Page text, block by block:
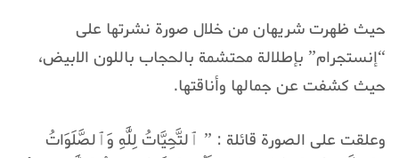
حيث ظهرت شريهان من خلال صورة نشرتها على
“إنستجرام” بإطلالة محتشمة بالحجاب باللون الابيض،
حيث كشفت عن جمالها وأناقتها.
وعلقت على الصورة قائلة : ” ٱلتَّحِيَّاتُ لِلَّٰهِ وَٱلصَّلَوَاتُ